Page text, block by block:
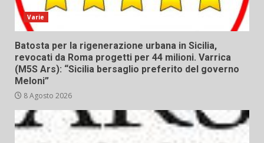
Varie
Batosta per la rigenerazione urbana in Sicilia,
revocati da Roma progetti per 44 milioni. Varrica
(M5S Ars): “Sicilia bersaglio preferito del governo
Meloni”
8 Agosto 2026